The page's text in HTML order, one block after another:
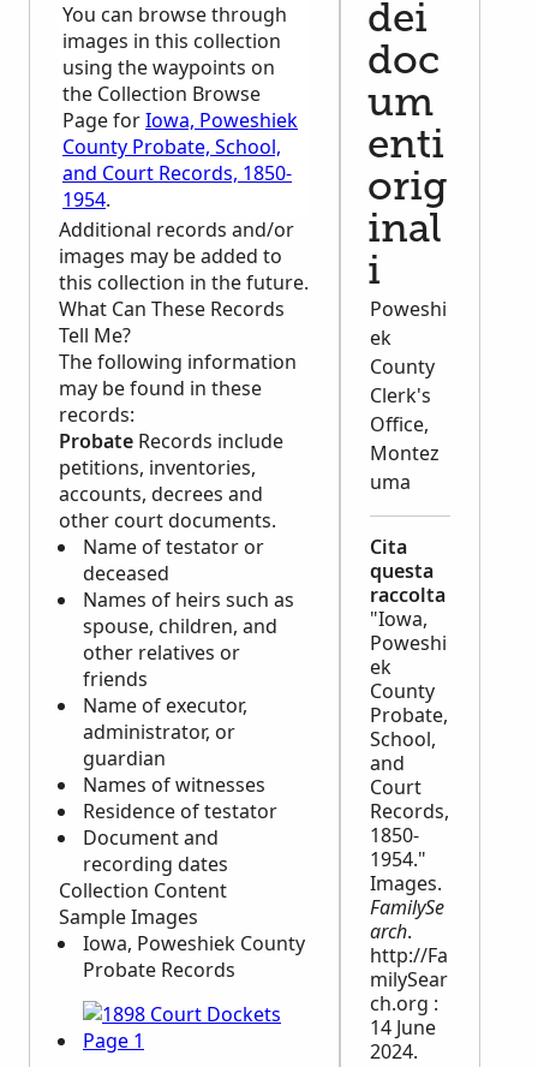
You can browse through
images in this collection
using the waypoints on
the Collection Browse
Page forIowa, Poweshiek
County Probate, School,
and Court Records, 1850-
1954.
Additional records and/or
images may be added to
this collection in the future.
What Can These Records
Tell Me?
The following information
may be found in these
records:
Probate Records include
petitions, inventories,
accounts, decrees and
other court documents.
Name of testator or
deceased
Names of heirs such as
spouse, children, and
other relatives or
friends
Name of executor,
administrator, or
guardian
Names of witnesses
Residence of testator
Document and
recording dates
Collection Content
Sample Images
Iowa, Poweshiek County
Probate Records
dei
doc
um
enti
orig
inal
i
Poweshi
ek
County
Clerk's
Office,
Montez
uma
Cita
questa
raccolta
"Iowa,
Poweshi
ek
County
Probate,
School,
and
Court
Records,
1850-
1954."
Images.
FamilySe
arch.
http://Fa
milySear
ch.org :
14 June
2024.